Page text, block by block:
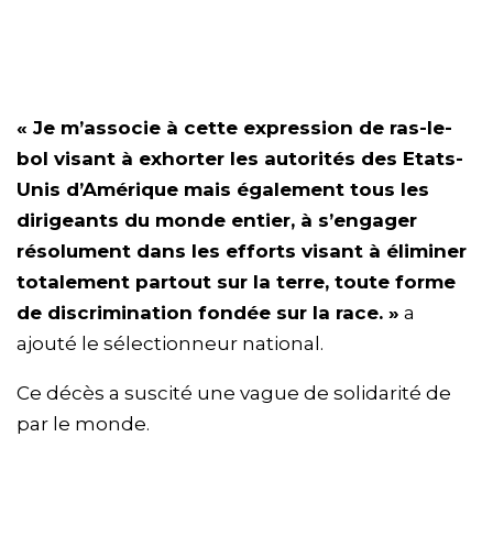
« Je m’associe à cette expression de ras-le-
bol visant à exhorter les autorités des Etats-
Unis d’Amérique mais également tous les
dirigeants du monde entier, à s’engager
résolument dans les efforts visant à éliminer
totalement partout sur la terre, toute forme
de discrimination fondée sur la race. » a
ajouté le sélectionneur national.
Ce décès a suscité une vague de solidarité de
par le monde.